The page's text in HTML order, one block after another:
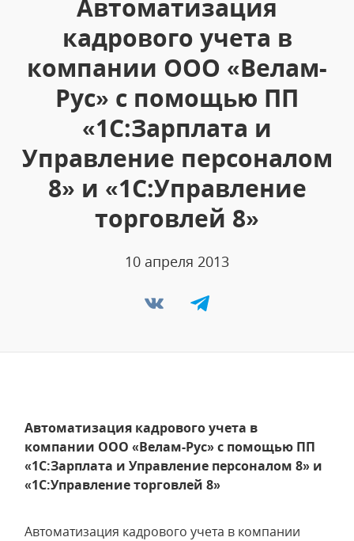
Автоматизация
кадрового учета в
компании ООО «Велам-
Рус» с помощью ПП
«1С:Зарплата и
Управление персоналом
8» и «1С:Управление
торговлей 8»
10 апреля 2013
Автоматизация кадрового учета в
компании ООО «Велам-Рус» с помощью ПП
«1С:Зарплата и Управление персоналом 8» и
«1С:Управление торговлей 8»
Автоматизация кадрового учета в компании